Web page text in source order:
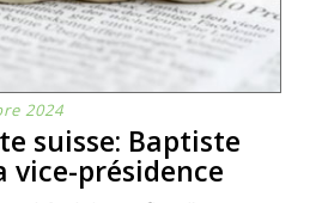
2024
suisse: Baptiste
vice-présidence